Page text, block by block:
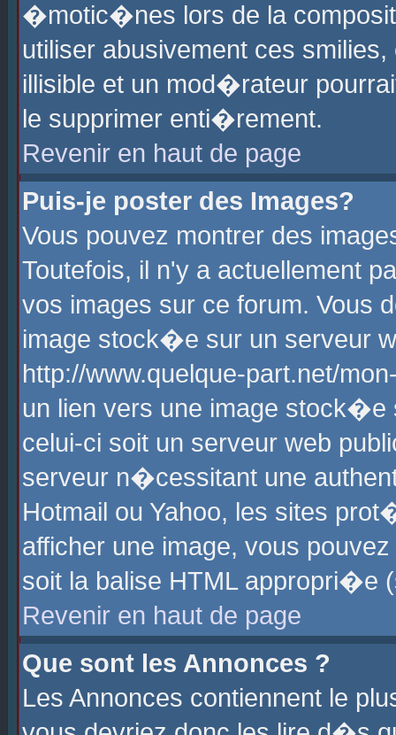
�motic�nes lors de la
utiliser abusivement ces
illisible et un mod�rateur
le supprimer enti�rement.
Revenir en haut de page
Puis-je poster des Images?
Vous pouvez montrer des
Toutefois, il n'y a actuellement
vos images sur ce forum. Vous
image stock�e sur un serveur
http://www.quelque-part.net/
un lien vers une image
celui-ci soit un serveur web
serveur n�cessitant une
Hotmail ou Yahoo, les sites
afficher une image, vous
soit la balise HTML
Revenir en haut de page
Que sont les Annonces ?
Les Annonces contiennent le